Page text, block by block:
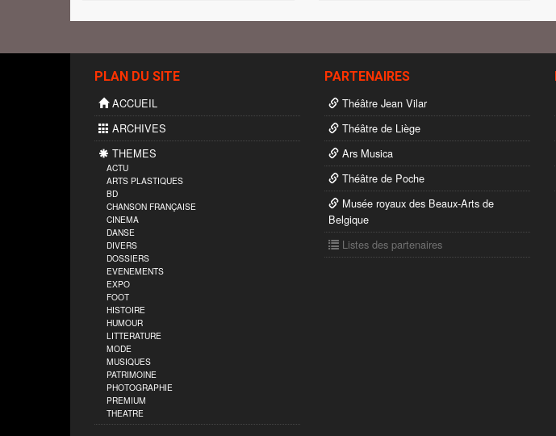
PLAN DU SITE
ACCUEIL
ARCHIVES
THEMES
ACTU
ARTS PLASTIQUES
BD
CHANSON FRANÇAISE
CINEMA
DANSE
DIVERS
DOSSIERS
EVENEMENTS
EXPO
FOOT
HISTOIRE
HUMOUR
LITTERATURE
MODE
MUSIQUES
PATRIMOINE
PHOTOGRAPHIE
PREMIUM
THEATRE
PARTENAIRES
Théâtre Jean Vilar
Théâtre de Liège
Ars Musica
Théâtre de Poche
Musée royaux des Beaux-Arts de
Belgique
Listes des partenaires